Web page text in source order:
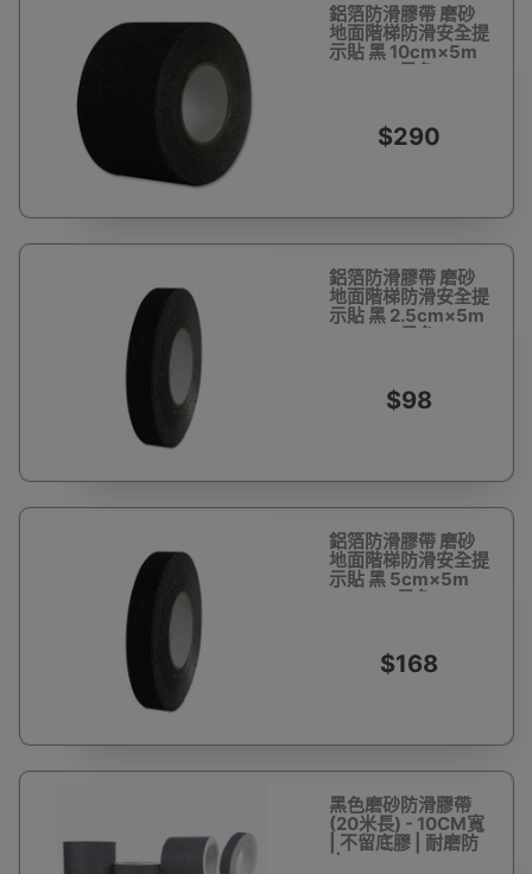
鋁箔防滑膠帶 磨砂
地面階梯防滑安全提
示貼 黑 10cm×5m
14452 - 黑色
$290
鋁箔防滑膠帶 磨砂
地面階梯防滑安全提
示貼 黑 2.5cm×5m
14450 - 黑色
$98
鋁箔防滑膠帶 磨砂
地面階梯防滑安全提
示貼 黑 5cm×5m
14451 - 黑色
$168
黑色磨砂防滑膠帶
(20米長) - 10CM寬
| 不留底膠 | 耐磨防
水